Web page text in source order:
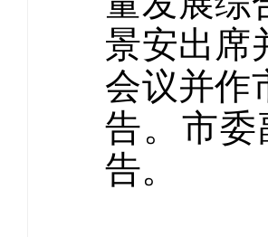
景安出席
会议并作
告。市
告。